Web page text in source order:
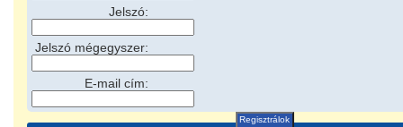
Jelszó:
Jelszó mégegyszer:
E-mail cím:
Regisztrálok